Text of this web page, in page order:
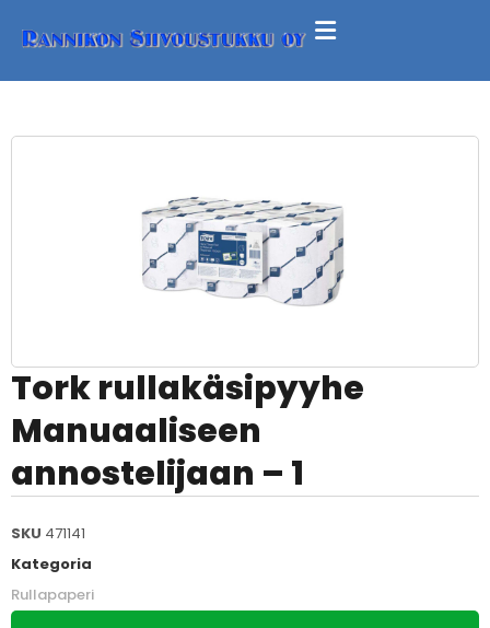
Tork rullakäsipyyhe
Manuaaliseen
annostelijaan – 1
SKU 471141
Kategoria
Rullapaperi